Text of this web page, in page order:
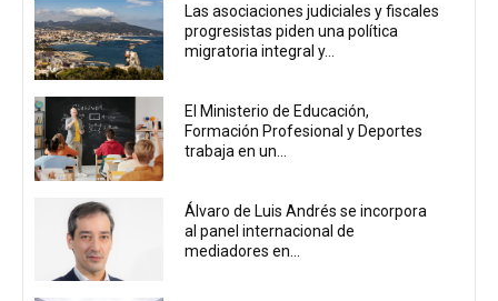
Las asociaciones judiciales y fiscales
progresistas piden una política
migratoria integral y...
El Ministerio de Educación,
Formación Profesional y Deportes
trabaja en un...
Álvaro de Luis Andrés se incorpora
al panel internacional de
mediadores en...